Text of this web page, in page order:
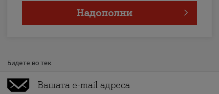
Надополни
Бидете во тек